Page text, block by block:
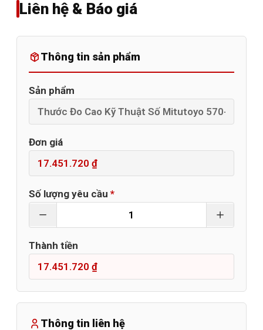
Liên hệ & Báo giá
Thông tin sản phẩm
Sản phẩm
Đơn giá
Số lượng yêu cầu *
Thành tiền
Thông tin liên hệ